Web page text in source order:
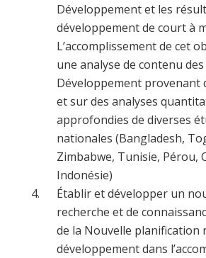
Développement et les
développement de court à
L’accomplissement de cet
une analyse de contenu
Développement provenant
et sur des analyses
approfondies de diverses
nationales (Bangladesh,
Zimbabwe, Tunisie, Pérou,
Indonésie)
Établir et développer un
recherche et de
de la Nouvelle planification
développement dans